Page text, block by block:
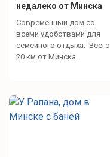
недалеко от Минска
Современный дом со
всеми удобствами для
семейного отдыха. Всего
20 км от Минска...